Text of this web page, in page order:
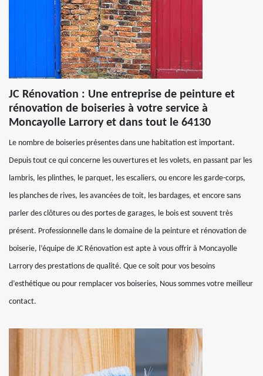
JC Rénovation : Une entreprise de peinture et
rénovation de boiseries à votre service à
Moncayolle Larrory et dans tout le 64130
Le nombre de boiseries présentes dans une habitation est important.
Depuis tout ce qui concerne les ouvertures et les volets, en passant par les
lambris, les plinthes, le parquet, les escaliers, ou encore les garde-corps,
les planches de rives, les avancées de toit, les bardages, et encore sans
parler des clôtures ou des portes de garages, le bois est souvent très
présent. Professionnelle dans le domaine de la peinture et rénovation de
boiserie, l’équipe de JC Rénovation est apte à vous offrir à Moncayolle
Larrory des prestations de qualité. Que ce soit pour vos besoins
d’esthétique ou pour remplacer vos boiseries, Nous sommes votre meilleur
contact.